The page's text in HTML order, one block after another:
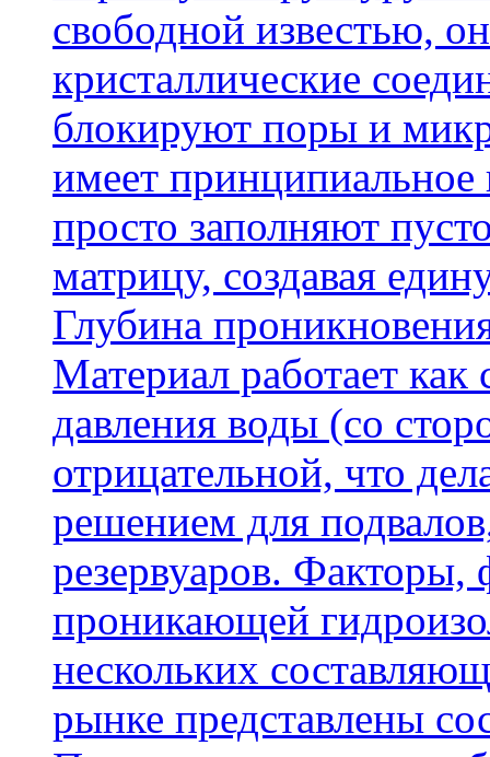
свободной известью,
кристаллические
блокируют поры и
имеет
просто заполняют
матрицу, создавая
Глубина
Материал работает
давления воды (со
отрицательной, что
решением для
резервуаров.
проникающей
нескольких
рынке представлены